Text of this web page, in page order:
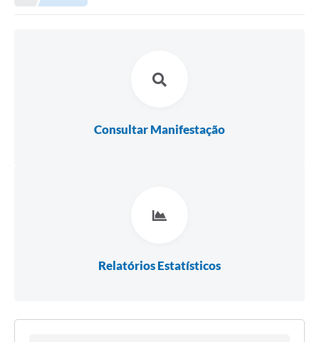
Consultar Manifestação
Relatórios Estatísticos